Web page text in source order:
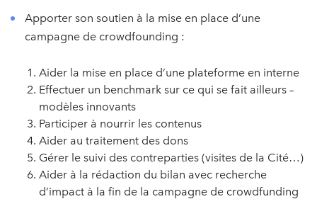
Apporter son soutien à la mise en place d’une
campagne de crowdfounding :
Aider la mise en place d’une plateforme en interne
Effectuer un benchmark sur ce qui se fait ailleurs –
modèles innovants
Participer à nourrir les contenus
Aider au traitement des dons
Gérer le suivi des contreparties (visites de la Cité…)
Aider à la rédaction du bilan avec recherche
d’impact à la fin de la campagne de crowdfunding